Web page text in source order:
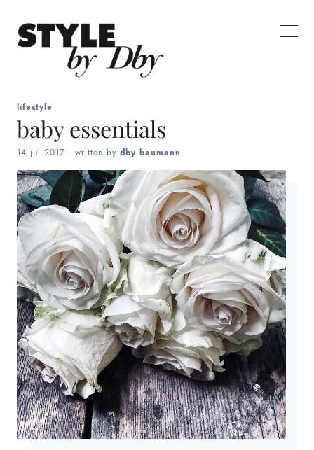
lifestyle
baby essentials
14.jul.2017 . written by dby baumann